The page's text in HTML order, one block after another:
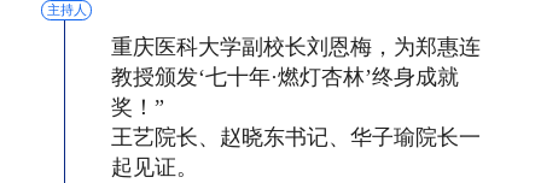
主持人
重庆医科大学副校长刘恩梅，为郑惠连
教授颁发‘七十年·燃灯杏林’终身成就
奖！”
王艺院长、赵晓东书记、华子瑜院长一
起见证。